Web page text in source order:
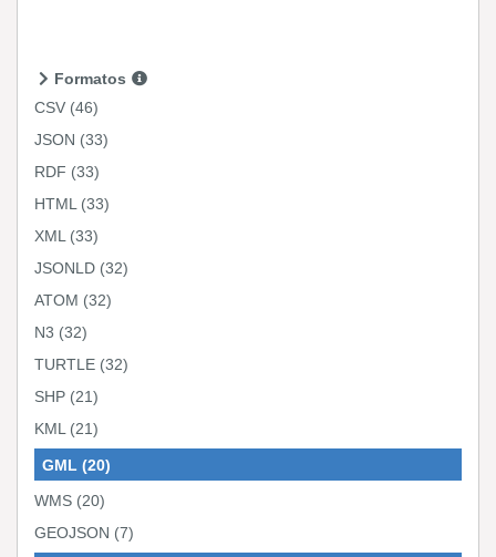
Formatos
CSV (46)
JSON (33)
RDF (33)
HTML (33)
XML (33)
JSONLD (32)
ATOM (32)
N3 (32)
TURTLE (32)
SHP (21)
KML (21)
GML (20)
WMS (20)
GEOJSON (7)